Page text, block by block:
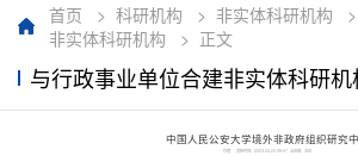
首页 > 科研机构 > 非实体科研机构 >
非实体科研机构 > 正文
与行政事业单位合建非实体科研机
中国人民公安大学境外非政府组织研究
作者： 发布时间：2023-04-24 09:07 点击数： 358